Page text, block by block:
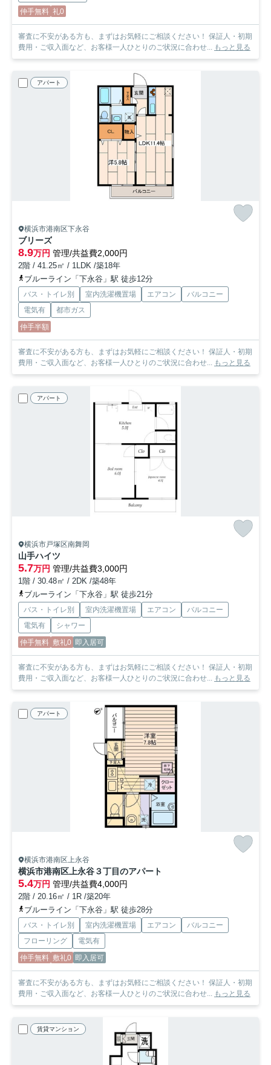
仲手無料 礼0
審査に不安がある方も、まずはお気軽にご相談ください！ 保証人・初期
費用・ご収入面など、お客様一人ひとりのご状況に合わせ... もっと見る
アパート
横浜市港南区下永谷
ブリーズ
8.9万円 管理/共益費2,000円
2階 / 41.25㎡ / 1LDK /築18年
ブルーライン「下永谷」駅 徒歩12分
バス・トイレ別 室内洗濯機置場 エアコン
バルコニー
電気有
都市ガス
仲手半額
審査に不安がある方も、まずはお気軽にご相談ください！ 保証人・初期
費用・ご収入面など、お客様一人ひとりのご状況に合わせ... もっと見る
アパート
横浜市戸塚区南舞岡
山手ハイツ
5.7万円 管理/共益費3,000円
1階 / 30.48㎡ / 2DK /築48年
ブルーライン「下永谷」駅 徒歩21分
バス・トイレ別 室内洗濯機置場 エアコン
バルコニー
電気有
シャワー
仲手無料 敷礼0 即入居可
審査に不安がある方も、まずはお気軽にご相談ください！ 保証人・初期
費用・ご収入面など、お客様一人ひとりのご状況に合わせ... もっと見る
アパート
横浜市港南区上永谷
横浜市港南区上永谷３丁目のアパート
5.4万円 管理/共益費4,000円
2階 / 20.16㎡ / 1R /築20年
ブルーライン「下永谷」駅 徒歩28分
バス・トイレ別 室内洗濯機置場 エアコン
バルコニー
フローリング
電気有
仲手無料 敷礼0 即入居可
審査に不安がある方も、まずはお気軽にご相談ください！ 保証人・初期
費用・ご収入面など、お客様一人ひとりのご状況に合わせ... もっと見る
賃貸マンション